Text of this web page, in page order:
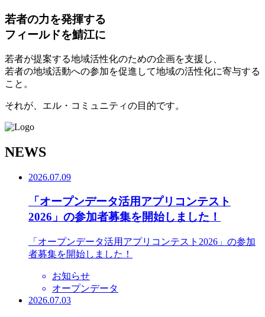
若者の力を発揮する
フィールドを鯖江に
若者が提案する地域活性化のための企画を支援し、
若者の地域活動への参加を促進して地域の活性化に寄与する
こと。
それが、エル・コミュニティの目的です。
NEWS
2026.07.09
「オープンデータ活用アプリコンテスト
2026」の参加者募集を開始しました！
「オープンデータ活用アプリコンテスト2026」の参加
者募集を開始しました！
お知らせ
オープンデータ
2026.07.03